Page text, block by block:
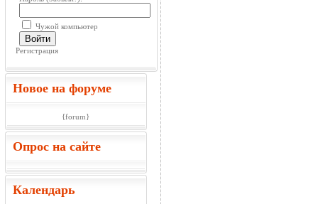
Чужой компьютер
Войти
Регистрация
Новое на форуме
{forum}
Опрос на сайте
Календарь